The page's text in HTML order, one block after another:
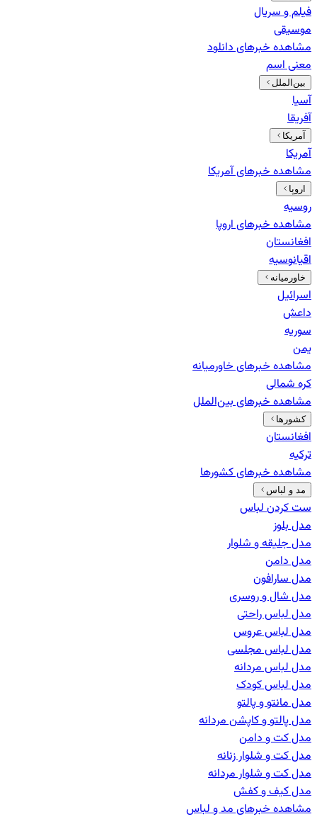
فیلم و سریال
موسیقی
مشاهده خبرهایدانلود
معنی اسم
بین‌الملل
آسیا
آفریقا
آمریکا
آمریکا
مشاهده خبرهایآمریکا
اروپا
روسیه
مشاهده خبرهایاروپا
افغانستان
اقیانوسیه
خاورمیانه
اسرائیل
داعش
سوریه
یمن
مشاهده خبرهایخاورمیانه
کره شمالی
مشاهده خبرهایبین‌الملل
کشورها
افغانستان
ترکیه
مشاهده خبرهایکشورها
مد و لباس
ست کردن لباس
مدل بلوز
مدل جلیقه و شلوار
مدل دامن
مدل سارافون
مدل شال و روسری
مدل لباس راحتی
مدل لباس عروس
مدل لباس مجلسی
مدل لباس مردانه
مدل لباس کودک
مدل مانتو و پالتو
مدل پالتو و کاپشن مردانه
مدل کت و دامن
مدل کت و شلوار زنانه
مدل کت و شلوار مردانه
مدل کیف و کفش
مشاهده خبرهایمد و لباس